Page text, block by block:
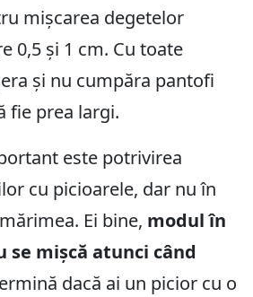
mișcarea degetelor
0,5 și 1 cm. Cu toate
și nu cumpăra pantofi
fie prea largi.
este potrivirea
cu picioarele, dar nu în
Ei bine, modul în
se mișcă atunci când
dacă ai un picior cu o